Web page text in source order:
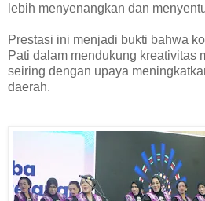
lebih menyenangkan dan
Prestasi ini menjadi bukti bahwa
Pati dalam mendukung kreativitas
seiring dengan upaya
daerah.